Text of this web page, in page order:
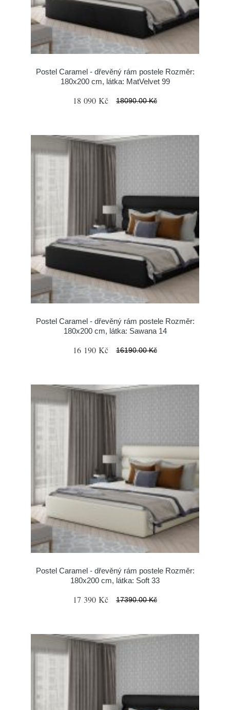
Postel Caramel - dřevěný rám postele Rozměr:
180x200 cm, látka: MatVelvet 99
18 090 Kč 18090.00 Kč
Postel Caramel - dřevěný rám postele Rozměr:
180x200 cm, látka: Sawana 14
16 190 Kč 16190.00 Kč
Postel Caramel - dřevěný rám postele Rozměr:
180x200 cm, látka: Soft 33
17 390 Kč 17390.00 Kč